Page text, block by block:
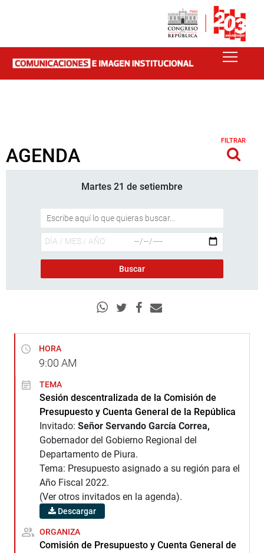
AGENDA
FILTRAR
Martes 21 de setiembre
HORA
9:00 AM
TEMA
Sesión descentralizada de la Comisión de
Presupuesto y Cuenta General de la República
Invitado: Señor Servando García Correa,
Gobernador del Gobierno Regional del
Departamento de Piura.
Tema: Presupuesto asignado a su región para el
Año Fiscal 2022.
(Ver otros invitados en la agenda).
Descargar
ORGANIZA
Comisión de Presupuesto y Cuenta General de